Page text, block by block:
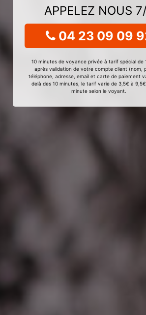
APPELEZ NOUS
04 23 09 09
10 minutes de voyance privée à tarif spécial de
après validation de votre compte client (nom,
téléphone, adresse, email et carte de paiement
delà des 10 minutes, le tarif varie de 3,5€ à
minute selon le voyant.